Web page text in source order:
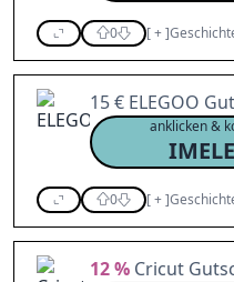
0 [+]
15 € ELEGOO
anklicken &
0 [+]
12 % Cricut